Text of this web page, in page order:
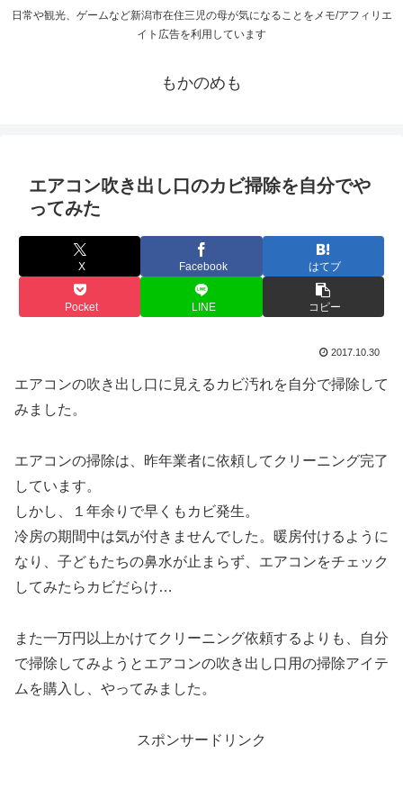
日常や観光、ゲームなど新潟市在住三児の母が気になることをメモ/アフィリエ
イト広告を利用しています
もかのめも
エアコン吹き出し口のカビ掃除を自分でや
ってみた
X Facebook はてブ
Pocket LINE コピー
2017.10.30
エアコンの吹き出し口に見えるカビ汚れを自分で掃除して
みました。
エアコンの掃除は、昨年業者に依頼してクリーニング完了
しています。
しかし、１年余りで早くもカビ発生。
冷房の期間中は気が付きませんでした。暖房付けるように
なり、子どもたちの鼻水が止まらず、エアコンをチェック
してみたらカビだらけ…
また一万円以上かけてクリーニング依頼するよりも、自分
で掃除してみようとエアコンの吹き出し口用の掃除アイテ
ムを購入し、やってみました。
スポンサードリンク